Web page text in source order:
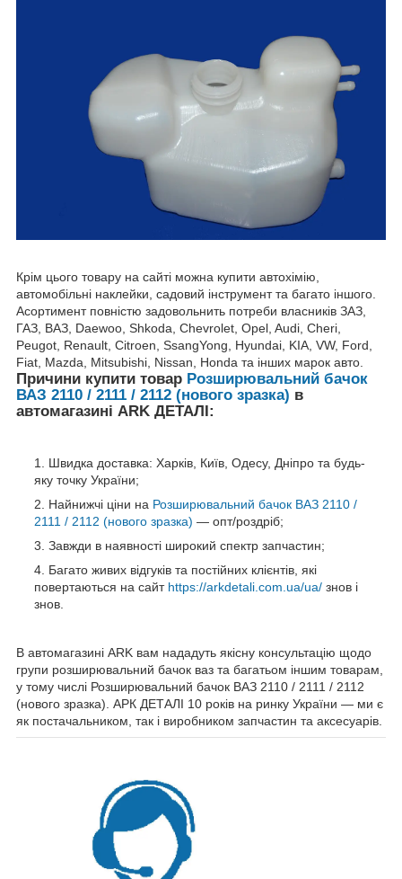
Крім цього товару на сайті можна купити автохімію,
автомобільні наклейки, садовий інструмент та багато іншого.
Асортимент повністю задовольнить потреби власників ЗАЗ,
ГАЗ, ВАЗ, Daewoo, Shkoda, Chevrolet, Opel, Audi, Cheri,
Peugot, Renault, Citroen, SsangYong, Hyundai, KIA, VW, Ford,
Fiat, Mazda, Mitsubishi, Nissan, Honda та інших марок авто.
Причини купити товар Розширювальний бачок
ВАЗ 2110 / 2111 / 2112 (нового зразка) в
автомагазині ARK ДЕТАЛІ:
Швидка доставка: Харків, Київ, Одесу, Дніпро та будь-
яку точку України;
Найнижчі ціни на Розширювальний бачок ВАЗ 2110 /
2111 / 2112 (нового зразка) — опт/роздріб;
Завжди в наявності широкий спектр запчастин;
Багато живих відгуків та постійних клієнтів, які
повертаються на сайт https://arkdetali.com.ua/ua/ знов і
знов.
В автомагазині ARK вам нададуть якісну консультацію щодо
групи розширювальний бачок ваз та багатьом іншим товарам,
у тому числі Розширювальний бачок ВАЗ 2110 / 2111 / 2112
(нового зразка). АРК ДЕТАЛІ 10 років на ринку України — ми є
як постачальником, так і виробником запчастин та аксесуарів.